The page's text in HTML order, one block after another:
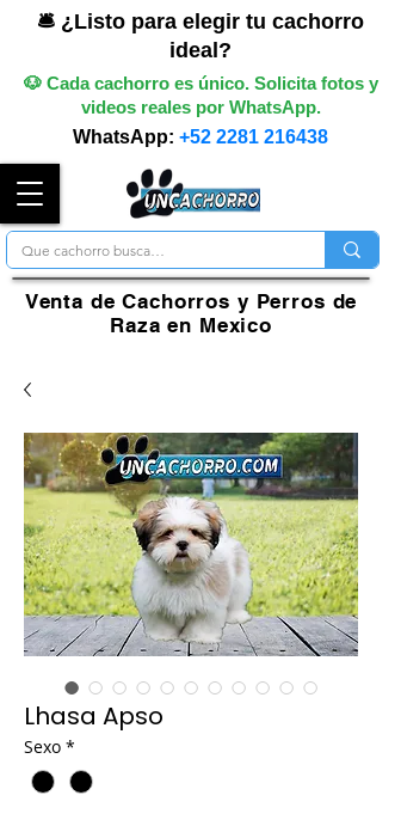
🛎️ ¿Listo para elegir tu cachorro
ideal?
🐶 Cada cachorro es único. Solicita fotos y
videos reales por WhatsApp.
WhatsApp: +52 2281 216438
Venta de Cachorros y Perros de
Raza en Mexico
Lhasa Apso
Sexo *